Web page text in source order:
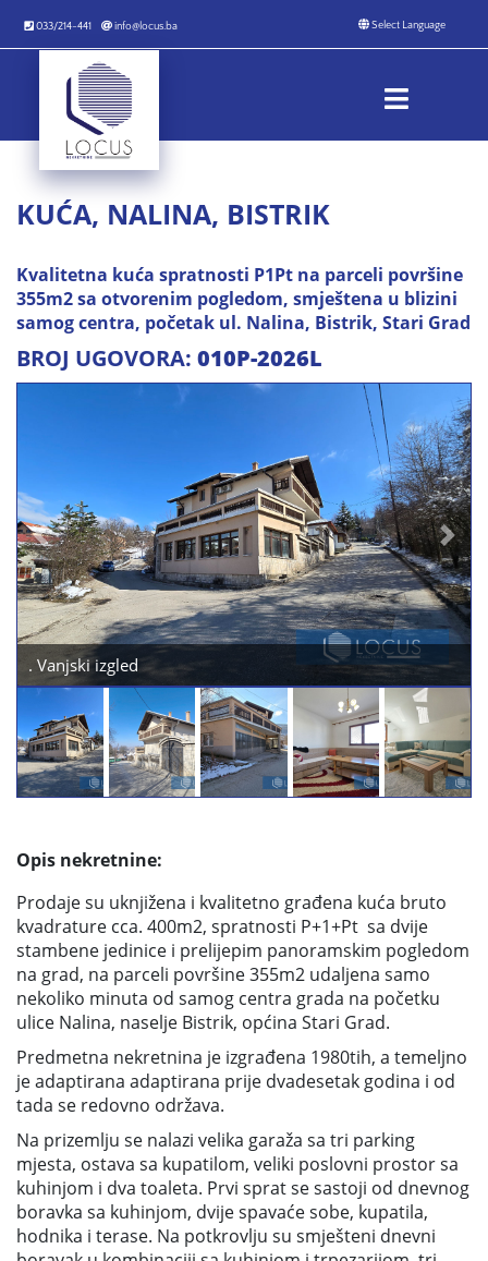
033/214-441 info@locus.ba
KUĆA, NALINA, BISTRIK
Kvalitetna kuća spratnosti P1Pt na parceli površine
355m2 sa otvorenim pogledom, smještena u blizini
samog centra, početak ul. Nalina, Bistrik, Stari Grad
BROJ UGOVORA: 010P-2026L
. Vanjski izgled
Previous Next
Opis nekretnine:
Prodaje su uknjižena i kvalitetno građena kuća bruto
kvadrature cca. 400m2, spratnosti P+1+Pt sa dvije
stambene jedinice i prelijepim panoramskim pogledom
na grad, na parceli površine 355m2 udaljena samo
nekoliko minuta od samog centra grada na početku
ulice Nalina, naselje Bistrik, općina Stari Grad.
Predmetna nekretnina je izgrađena 1980tih, a temeljno
je adaptirana adaptirana prije dvadesetak godina i od
tada se redovno održava.
Na prizemlju se nalazi velika garaža sa tri parking
mjesta, ostava sa kupatilom, veliki poslovni prostor sa
kuhinjom i dva toaleta. Prvi sprat se sastoji od dnevnog
boravka sa kuhinjom, dvije spavaće sobe, kupatila,
hodnika i terase. Na potkrovlju su smješteni dnevni